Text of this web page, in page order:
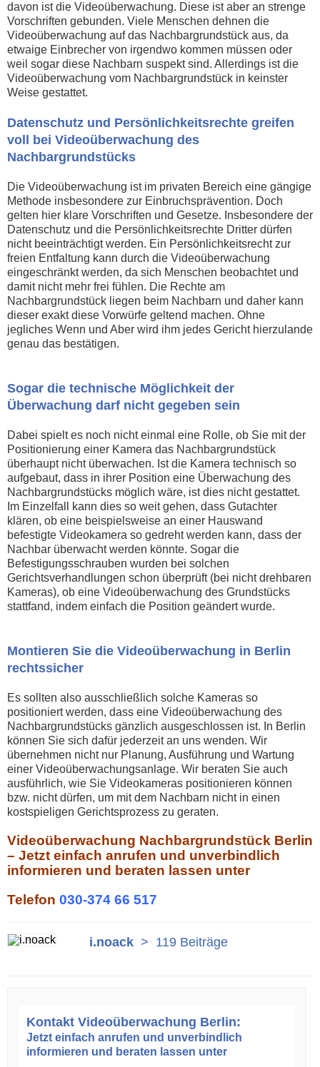
davon ist die Videoüberwachung. Diese ist aber an strenge
Vorschriften gebunden. Viele Menschen dehnen die
Videoüberwachung auf das Nachbargrundstück aus, da
etwaige Einbrecher von irgendwo kommen müssen oder
weil sogar diese Nachbarn suspekt sind. Allerdings ist die
Videoüberwachung vom Nachbargrundstück in keinster
Weise gestattet.
Datenschutz und Persönlichkeitsrechte greifen
voll bei Videoüberwachung des
Nachbargrundstücks
Die Videoüberwachung ist im privaten Bereich eine gängige
Methode insbesondere zur Einbruchsprävention. Doch
gelten hier klare Vorschriften und Gesetze. Insbesondere der
Datenschutz und die Persönlichkeitsrechte Dritter dürfen
nicht beeinträchtigt werden. Ein Persönlichkeitsrecht zur
freien Entfaltung kann durch die Videoüberwachung
eingeschränkt werden, da sich Menschen beobachtet und
damit nicht mehr frei fühlen. Die Rechte am
Nachbargrundstück liegen beim Nachbarn und daher kann
dieser exakt diese Vorwürfe geltend machen. Ohne
jegliches Wenn und Aber wird ihm jedes Gericht hierzulande
genau das bestätigen.
Sogar die technische Möglichkeit der
Überwachung darf nicht gegeben sein
Dabei spielt es noch nicht einmal eine Rolle, ob Sie mit der
Positionierung einer Kamera das Nachbargrundstück
überhaupt nicht überwachen. Ist die Kamera technisch so
aufgebaut, dass in ihrer Position eine Überwachung des
Nachbargrundstücks möglich wäre, ist dies nicht gestattet.
Im Einzelfall kann dies so weit gehen, dass Gutachter
klären, ob eine beispielsweise an einer Hauswand
befestigte Videokamera so gedreht werden kann, dass der
Nachbar überwacht werden könnte. Sogar die
Befestigungsschrauben wurden bei solchen
Gerichtsverhandlungen schon überprüft (bei nicht drehbaren
Kameras), ob eine Videoüberwachung des Grundstücks
stattfand, indem einfach die Position geändert wurde.
Montieren Sie die Videoüberwachung in Berlin
rechtssicher
Es sollten also ausschließlich solche Kameras so
positioniert werden, dass eine Videoüberwachung des
Nachbargrundstücks gänzlich ausgeschlossen ist. In Berlin
können Sie sich dafür jederzeit an uns wenden. Wir
übernehmen nicht nur Planung, Ausführung und Wartung
einer Videoüberwachungsanlage. Wir beraten Sie auch
ausführlich, wie Sie Videokameras positionieren können
bzw. nicht dürfen, um mit dem Nachbarn nicht in einen
kostspieligen Gerichtsprozess zu geraten.
Videoüberwachung Nachbargrundstück Berlin
– Jetzt einfach anrufen und unverbindlich
informieren und beraten lassen unter
Telefon 030-374 66 517
i.noack > 119 Beiträge
Kontakt Videoüberwachung Berlin:
Jetzt einfach anrufen und unverbindlich
informieren und beraten lassen unter